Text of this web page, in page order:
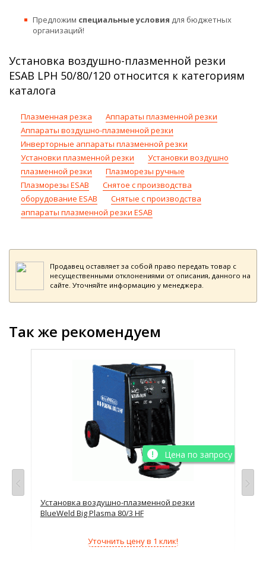
Предложим специальные условия для бюджетных
организаций!
Установка воздушно-плазменной резки
ESAB LPH 50/80/120 относится к категориям
каталога
Плазменная резка
Аппараты плазменной резки
Аппараты воздушно-плазменной резки
Инверторные аппараты плазменной резки
Установки плазменной резки
Установки воздушно
плазменной резки
Плазморезы ручные
Плазморезы ESAB
Снятое с производства
оборудование ESAB
Снятые с производства
аппараты плазменной резки ESAB
Продавец оставляет за собой право передать товар с
несущественными отклонениями от описания, данного на
сайте. Уточняйте информацию у менеджера.
Так же рекомендуем
Цена по запросу
Установка воздушно-плазменной резки
BlueWeld Big Plasma 80/3 HF
Уточнить цену в 1 клик!